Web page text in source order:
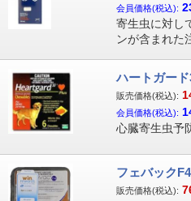
会員価格(税込):
寄生虫に対し
ンが含まれた
ハートガー
販売価格(税込):
会員価格(税込):
心臓寄生虫予
フェバック
販売価格(税込):